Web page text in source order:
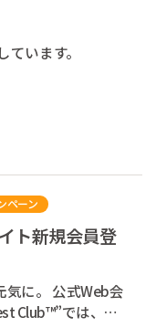
います。
ペーン
ト新規会員登
気に。 公式Web会
Club™”では、お